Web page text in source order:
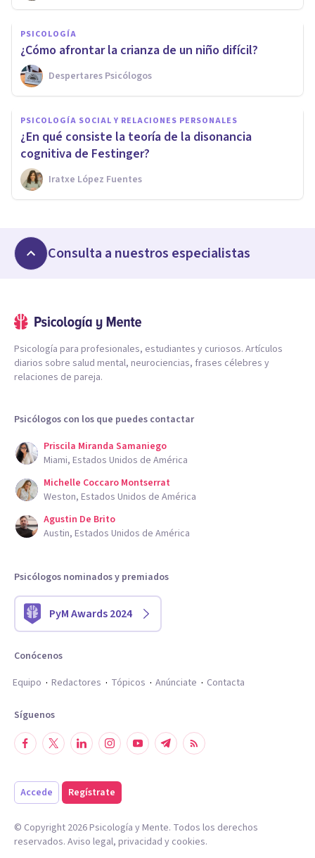
PSICOLOGÍA
¿Cómo afrontar la crianza de un niño difícil?
Despertares Psicólogos
PSICOLOGÍA SOCIAL Y RELACIONES PERSONALES
¿En qué consiste la teoría de la disonancia
cognitiva de Festinger?
Iratxe López Fuentes
Consulta a nuestros especialistas
Psicología para profesionales, estudiantes y curiosos. Artículos
diarios sobre salud mental, neurociencias, frases célebres y
relaciones de pareja.
Psicólogos con los que puedes contactar
Priscila Miranda Samaniego
Miami, Estados Unidos de América
Michelle Coccaro Montserrat
Weston, Estados Unidos de América
Agustin De Brito
Austin, Estados Unidos de América
Psicólogos nominados y premiados
PyM Awards 2024
Conócenos
Equipo
Redactores Tópicos Anúnciate Contacta
Síguenos
Accede Regístrate
© Copyright 2026Psicología y Mente. Todos los derechos
reservados. Aviso legal, privacidad y cookies.